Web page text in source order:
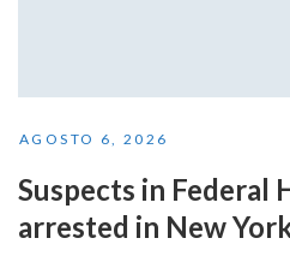
AGOSTO 6, 2026
Suspects in Federal
arrested in New